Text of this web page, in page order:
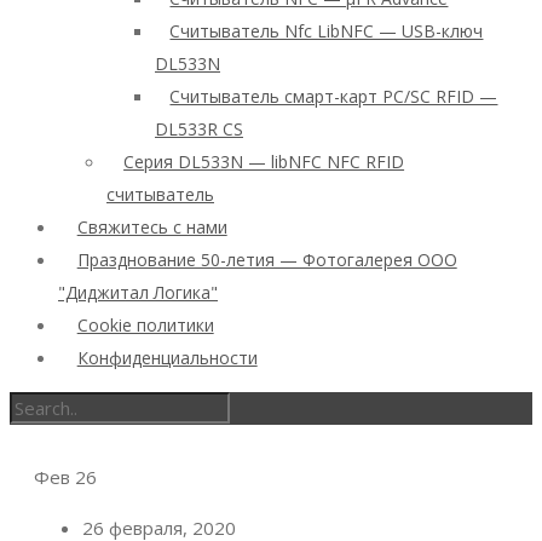
Считыватель Nfc LibNFC — USB-ключ
DL533N
Считыватель смарт-карт PC/SC RFID —
DL533R CS
Серия DL533N — libNFC NFC RFID
считыватель
Свяжитесь с нами
Празднование 50-летия — Фотогалерея ООО
"Диджитал Логика"
Cookie политики
Конфиденциальности
Фев 26
26 февраля, 2020